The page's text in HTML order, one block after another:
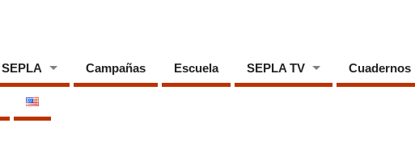
Campañas Escuela SEPLA TV Cuadernos